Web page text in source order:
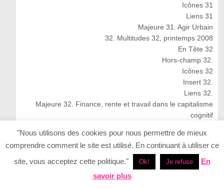
Icônes 31
Liens 31
Majeure 31. Agir Urbain
32. Multitudes 32, printemps 2008
En Tête 32
Hors-champ 32.
Icônes 32
Insert 32.
Liens 32.
Majeure 32. Finance, rente et travail dans le capitalisme
cognitif
33. Multitudes 33, été 2008
33. Multitudes 33 : Summer 2008
En Tête 33
Icônes 33. Ernesto Neto
"Nous utilisons des cookies pour nous permettre de mieux
comprendre comment le site est utilisé. En continuant à utiliser ce
site, vous acceptez cette politique."
Ok! Je refuse
En
savoir plus